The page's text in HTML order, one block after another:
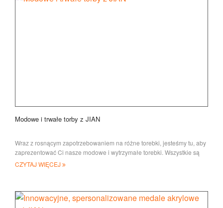
Modowe i trwałe torby z JIAN
Wraz z rosnącym zapotrzebowaniem na różne torebki, jesteśmy tu, aby
zaprezentować Ci nasze modowe i wytrzymałe torebki. Wszystkie są
zrobione z
CZYTAJ WIĘCEJ